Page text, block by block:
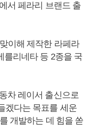
서 페라리 브랜드 출
이해 제작한 라페라
를리네타 등 2종을 국
차 레이서 출신으로
겠다는 목표를 세운
개발하는 데 힘을 쏟